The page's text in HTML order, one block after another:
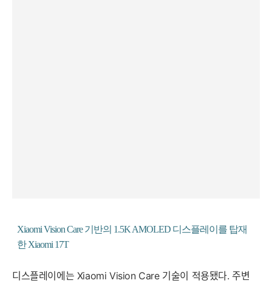
Xiaomi Vision Care 기반의 1.5K AMOLED 디스플레이를 탑재
한 Xiaomi 17T
디스플레이에는 Xiaomi Vision Care 기술이 적용됐다. 주변